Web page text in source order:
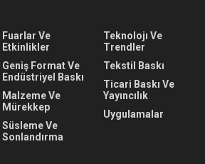
Fuarlar Ve
Etkinlikler
Geniş Format Ve
Endüstriyel Baskı
Malzeme Ve
Mürekkep
Süsleme Ve
Sonlandırma
Teknolojı Ve
Trendler
Tekstil Baskı
Ticari Baskı Ve
Yayıncılık
Uygulamalar